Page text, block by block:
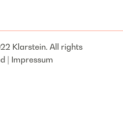
Klarstein. All rights
| Impressum